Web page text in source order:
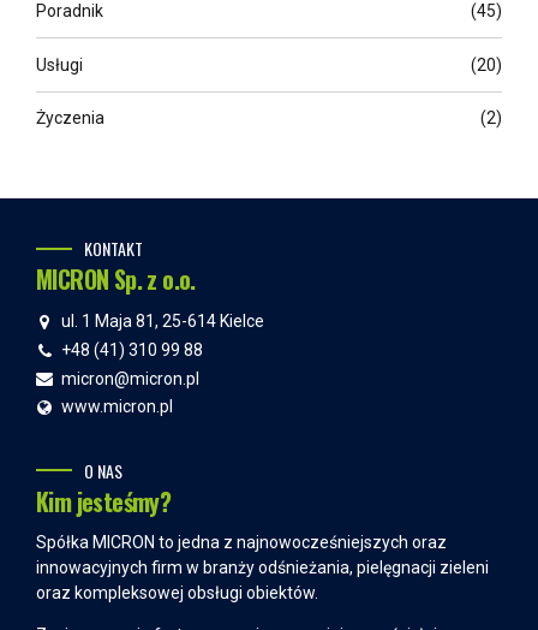
Poradnik (45)
Usługi (20)
Życzenia (2)
KONTAKT
MICRON Sp. z o.o.
ul. 1 Maja 81, 25-614 Kielce
+48 (41) 310 99 88
micron@micron.pl
www.micron.pl
O NAS
Kim jesteśmy?
Spółka MICRON to jedna z najnowocześniejszych oraz
innowacyjnych firm w branży odśnieżania, pielęgnacji zieleni
oraz kompleksowej obsługi obiektów.